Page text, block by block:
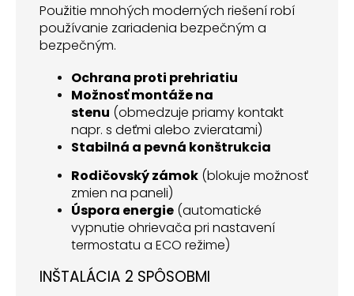
Použitie mnohých moderných riešení robí
používanie zariadenia bezpečným a
bezpečným.
Ochrana proti prehriatiu
Možnosť montáže na
stenu (obmedzuje priamy kontakt
napr. s deťmi alebo zvieratami)
Stabilná a pevná konštrukcia
Rodičovský zámok (blokuje možnosť
zmien na paneli)
Úspora energie (automatické
vypnutie ohrievača pri nastavení
termostatu a ECO režime)
INŠTALÁCIA 2 SPÔSOBMI